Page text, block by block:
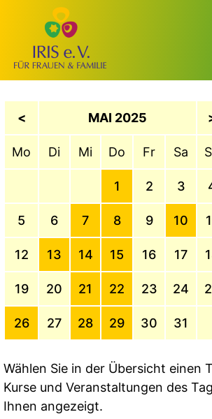
< MAI 2025
Mo Di Mi Do Fr Sa
1 2 3
5 6 7 8 9 10
12 13 14 15 16 17
19 20 21 22 23 24
26 27 28 29 30 31
Wählen Sie in der Übersicht einen
Kurse und Veranstaltungen des
Ihnen angezeigt.